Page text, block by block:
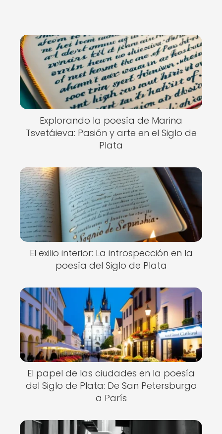
Explorando la poesía de Marina
Tsvetáieva: Pasión y arte en el Siglo de
Plata
El exilio interior: La introspección en la
poesía del Siglo de Plata
El papel de las ciudades en la poesía
del Siglo de Plata: De San Petersburgo
a París